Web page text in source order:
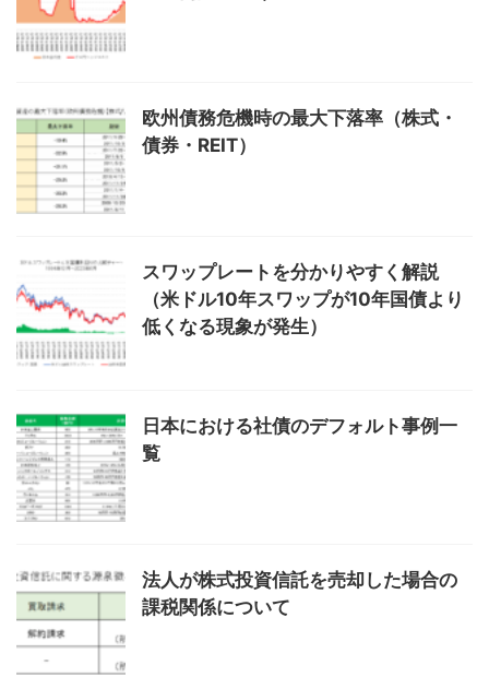
欧州債務危機時の最大下落率（株式・
債券・REIT）
スワップレートを分かりやすく解説
（米ドル10年スワップが10年国債より
低くなる現象が発生）
日本における社債のデフォルト事例一
覧
法人が株式投資信託を売却した場合の
課税関係について